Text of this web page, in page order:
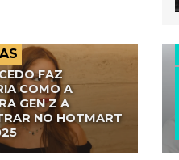
FAZ
COMO A
GEN Z A
NO HOTMART